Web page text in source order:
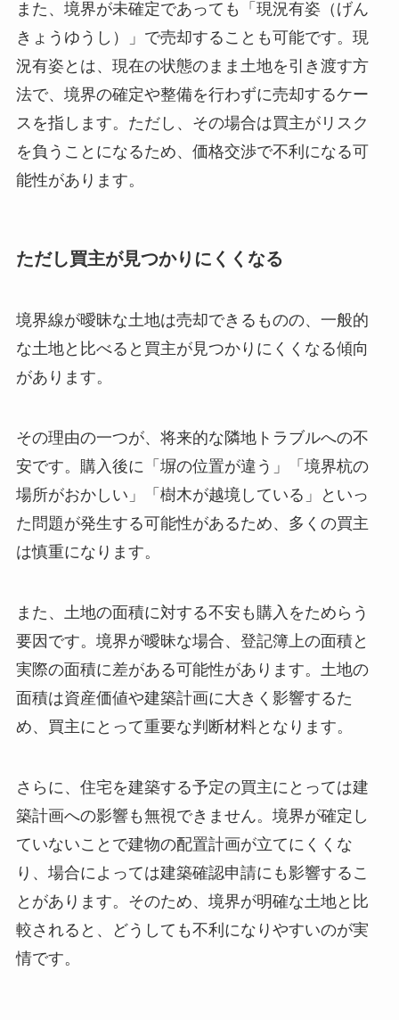
また、境界が未確定であっても「現況有姿（げん
きょうゆうし）」で売却することも可能です。現
況有姿とは、現在の状態のまま土地を引き渡す方
法で、境界の確定や整備を行わずに売却するケー
スを指します。ただし、その場合は買主がリスク
を負うことになるため、価格交渉で不利になる可
能性があります。
ただし買主が見つかりにくくなる
境界線が曖昧な土地は売却できるものの、一般的
な土地と比べると買主が見つかりにくくなる傾向
があります。
その理由の一つが、将来的な隣地トラブルへの不
安です。購入後に「塀の位置が違う」「境界杭の
場所がおかしい」「樹木が越境している」といっ
た問題が発生する可能性があるため、多くの買主
は慎重になります。
また、土地の面積に対する不安も購入をためらう
要因です。境界が曖昧な場合、登記簿上の面積と
実際の面積に差がある可能性があります。土地の
面積は資産価値や建築計画に大きく影響するた
め、買主にとって重要な判断材料となります。
さらに、住宅を建築する予定の買主にとっては建
築計画への影響も無視できません。境界が確定し
ていないことで建物の配置計画が立てにくくな
り、場合によっては建築確認申請にも影響するこ
とがあります。そのため、境界が明確な土地と比
較されると、どうしても不利になりやすいのが実
情です。